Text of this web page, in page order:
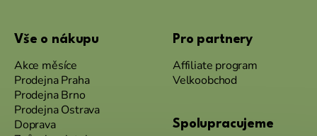
Vše o nákupu
Akce měsíce
Prodejna Praha
Prodejna Brno
Prodejna Ostrava
Doprava
Pro partnery
Affiliate program
Velkoobchod
Spolupracujeme